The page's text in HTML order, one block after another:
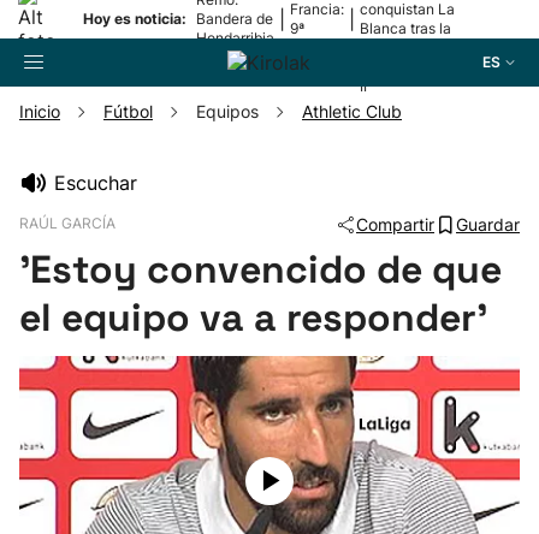
Hoy es noticia:
Bandera de
Hondarribia
Francia:
9ª
conquistan La
Blanca tras la
II
ES
Pelota
Remo
Baloncesto
Ciclismo
Inicio Fútbol Equipos Athletic Club
Escuchar
RAÚL GARCÍA Compartir Guardar
'Estoy convencido de que
el equipo va a responder'